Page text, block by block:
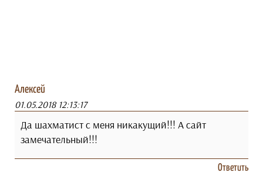
Алексей
01.05.2018 12:13:17
Да шахматист с меня никакущий!!! А сайт
замечательный!!!
Ответить